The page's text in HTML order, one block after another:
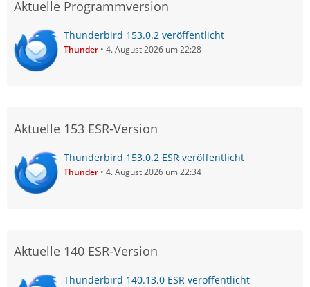
Aktuelle Programmversion
Thunderbird 153.0.2 veröffentlicht
Thunder 4. August 2026 um 22:28
Aktuelle 153 ESR-Version
Thunderbird 153.0.2 ESR veröffentlicht
Thunder 4. August 2026 um 22:34
Aktuelle 140 ESR-Version
Thunderbird 140.13.0 ESR veröffentlicht